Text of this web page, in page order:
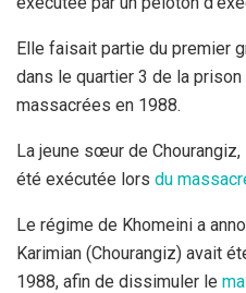
Elle faisait partie du premier
dans le quartier 3 de la prison
massacrées en 1988.
La jeune sœur de
été exécutée lors du
Le régime de Khomeini a
Karimian (Chourangiz) avait
1988, afin de dissimuler le